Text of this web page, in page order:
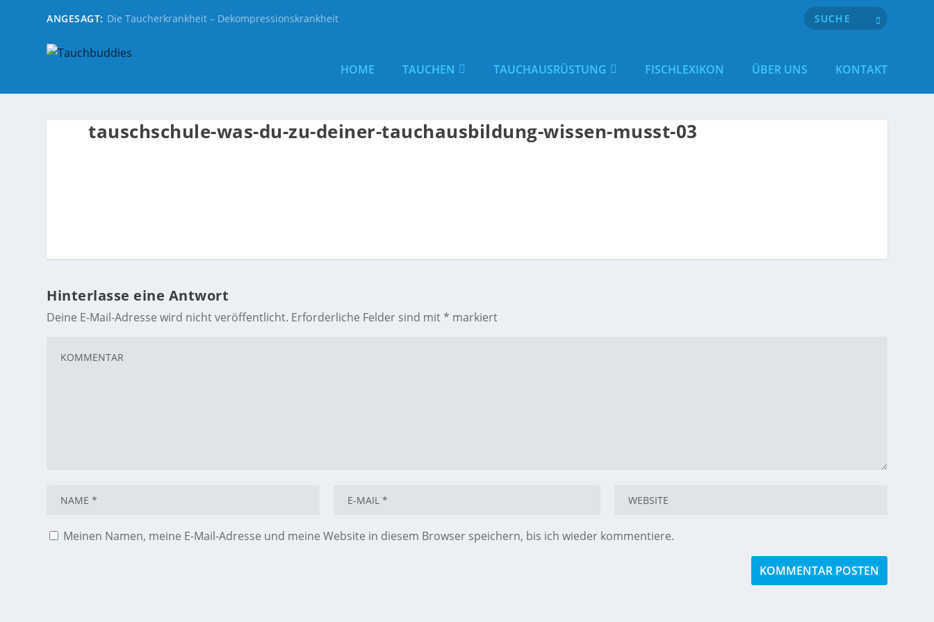
ANGESAGT: Die Taucherkrankheit – Dekompressionskrankheit
HOME TAUCHEN TAUCHAUSRÜSTUNG FISCHLEXIKON ÜBER UNS KONTAKT
tauschschule-was-du-zu-deiner-tauchausbildung-wissen-musst-03
Hinterlasse eine Antwort
Deine E-Mail-Adresse wird nicht veröffentlicht. Erforderliche Felder sind mit* markiert
Meinen Namen, meine E-Mail-Adresse und meine Website in diesem Browser speichern, bis ich wieder kommentiere.